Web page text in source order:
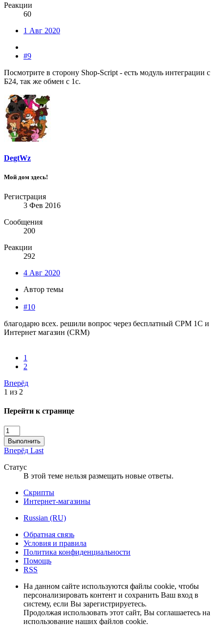
Реакции
60
1 Авг 2020
#9
Посмотрите в сторону Shop-Script - есть модуль интеграции с
Б24, так же обмен с 1с.
DegtWz
Мой дом здесь!
Регистрация
3 Фев 2016
Сообщения
200
Реакции
292
4 Авг 2020
Автор темы
#10
благодарю всех. решили вопрос через бесплатный СРМ 1С и
Интернет магазин (CRM)
1
2
Вперёд
1 из 2
Перейти к странице
Выполнить
Вперёд Last
Статус
В этой теме нельзя размещать новые ответы.
Скрипты
Интернет-магазины
Russian (RU)
Обратная связь
Условия и правила
Политика конфиденциальности
Помощь
RSS
На данном сайте используются файлы cookie, чтобы
персонализировать контент и сохранить Ваш вход в
систему, если Вы зарегистрируетесь.
Продолжая использовать этот сайт, Вы соглашаетесь на
использование наших файлов cookie.